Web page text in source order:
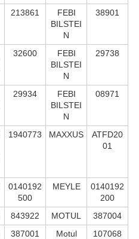
213861
FEBI
BILSTEI
N
38901
32600
FEBI
BILSTEI
N
29738
29934
FEBI
BILSTEI
N
08971
1940773 MAXXUS
ATFD20
01
0140192
500
MEYLE
0140192
200
843922 MOTUL
387004
387001 Motul
107068